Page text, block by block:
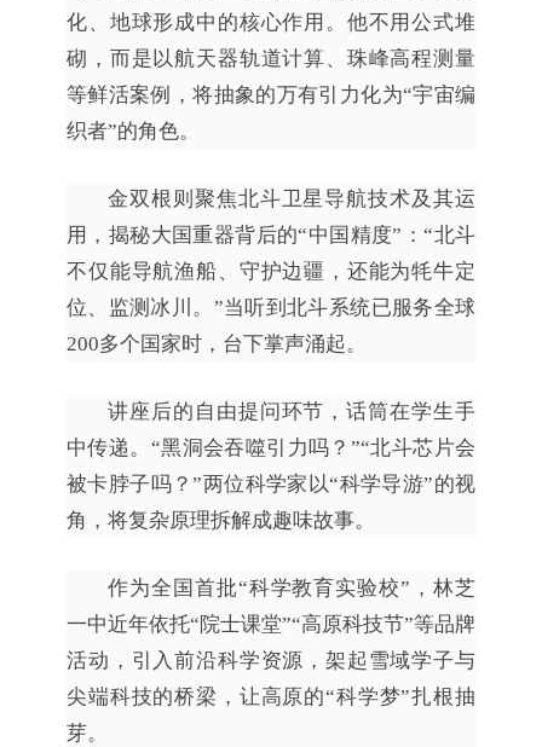
化、地球形成中的核心作用。他不用公式堆
砌，而是以航天器轨道计算、珠峰高程测量
等鲜活案例，将抽象的万有引力化为“宇宙编
织者”的角色。
金双根则聚焦北斗卫星导航技术及其运
用，揭秘大国重器背后的“中国精度”：“北斗
不仅能导航渔船、守护边疆，还能为牦牛定
位、监测冰川。”当听到北斗系统已服务全球
200多个国家时，台下掌声涌起。
讲座后的自由提问环节，话筒在学生手
中传递。“黑洞会吞噬引力吗？”“北斗芯片会
被卡脖子吗？”两位科学家以“科学导游”的视
角，将复杂原理拆解成趣味故事。
作为全国首批“科学教育实验校”，林芝
一中近年依托“院士课堂”“高原科技节”等品牌
活动，引入前沿科学资源，架起雪域学子与
尖端科技的桥梁，让高原的“科学梦”扎根抽
芽。